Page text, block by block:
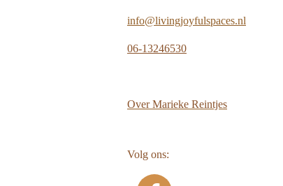
info@livingjoyfulspaces.nl
06-13246530
OverMarieke Reintjes
Volg ons: